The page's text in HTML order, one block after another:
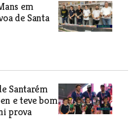
em
de Santa
Santarém
e teve bom
prova